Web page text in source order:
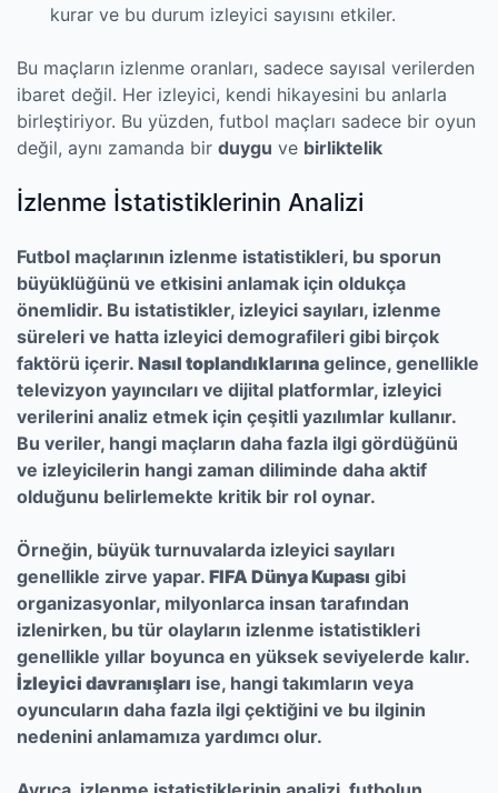
kurar ve bu durum izleyici sayısını etkiler.
Bu maçların izlenme oranları, sadece sayısal verilerden
ibaret değil. Her izleyici, kendi hikayesini bu anlarla
birleştiriyor. Bu yüzden, futbol maçları sadece bir oyun
değil, aynı zamanda bir duygu ve birliktelik
İzlenme İstatistiklerinin Analizi
Futbol maçlarının izlenme istatistikleri, bu sporun
büyüklüğünü ve etkisini anlamak için oldukça
önemlidir. Bu istatistikler, izleyici sayıları, izlenme
süreleri ve hatta izleyici demografileri gibi birçok
faktörü içerir. Nasıl toplandıklarına gelince, genellikle
televizyon yayıncıları ve dijital platformlar, izleyici
verilerini analiz etmek için çeşitli yazılımlar kullanır.
Bu veriler, hangi maçların daha fazla ilgi gördüğünü
ve izleyicilerin hangi zaman diliminde daha aktif
olduğunu belirlemekte kritik bir rol oynar.
Örneğin, büyük turnuvalarda izleyici sayıları
genellikle zirve yapar. FIFA Dünya Kupası gibi
organizasyonlar, milyonlarca insan tarafından
izlenirken, bu tür olayların izlenme istatistikleri
genellikle yıllar boyunca en yüksek seviyelerde kalır.
İzleyici davranışları ise, hangi takımların veya
oyuncuların daha fazla ilgi çektiğini ve bu ilginin
nedenini anlamamıza yardımcı olur.